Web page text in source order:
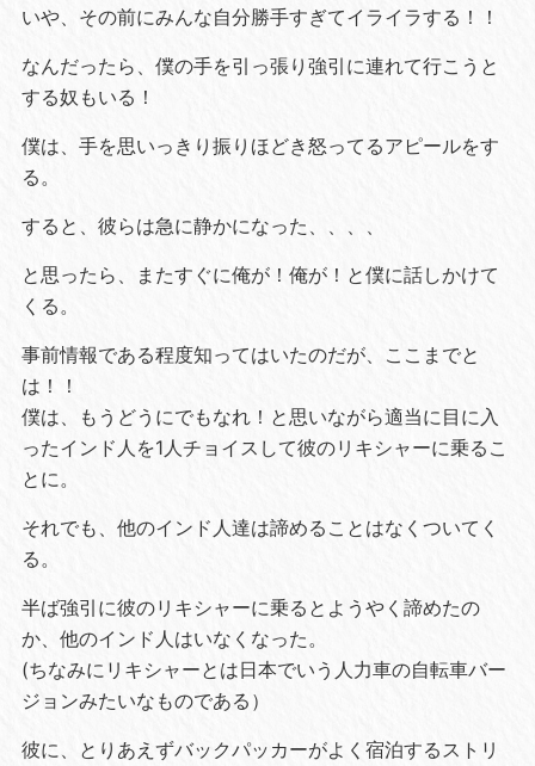
いや、その前にみんな自分勝手すぎてイライラする！！
なんだったら、僕の手を引っ張り強引に連れて行こうと
する奴もいる！
僕は、手を思いっきり振りほどき怒ってるアピールをす
る。
すると、彼らは急に静かになった、、、、
と思ったら、またすぐに俺が！俺が！と僕に話しかけて
くる。
事前情報である程度知ってはいたのだが、ここまでと
は！！
僕は、もうどうにでもなれ！と思いながら適当に目に入
ったインド人を1人チョイスして彼のリキシャーに乗るこ
とに。
それでも、他のインド人達は諦めることはなくついてく
る。
半ば強引に彼のリキシャーに乗るとようやく諦めたの
か、他のインド人はいなくなった。
(ちなみにリキシャーとは日本でいう人力車の自転車バー
ジョンみたいなものである）
彼に、とりあえずバックパッカーがよく宿泊するストリ